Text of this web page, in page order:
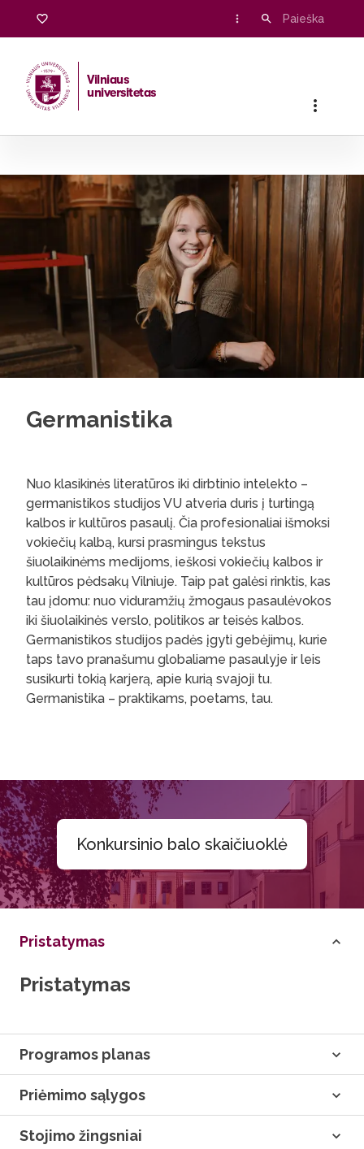
Vilniaus
universitetas
Germanistika
Nuo klasikinės literatūros iki dirbtinio intelekto –
germanistikos studijos VU atveria duris į turtingą
kalbos ir kultūros pasaulį. Čia profesionaliai išmoksi
vokiečių kalbą, kursi prasmingus tekstus
šiuolaikinėms medijoms, ieškosi vokiečių kalbos ir
kultūros pėdsakų Vilniuje. Taip pat galėsi rinktis, kas
tau įdomu: nuo viduramžių žmogaus pasaulėvokos
iki šiuolaikinės verslo, politikos ar teisės kalbos.
Germanistikos studijos padės įgyti gebėjimų, kurie
taps tavo pranašumu globaliame pasaulyje ir leis
susikurti tokią karjerą, apie kurią svajoji tu.
Germanistika – praktikams, poetams, tau.
Konkursinio balo skaičiuoklė
Pristatymas
Pristatymas
Programos planas
Priėmimo sąlygos
Stojimo žingsniai